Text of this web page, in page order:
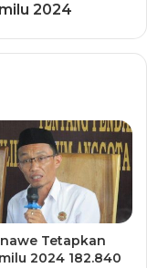
2024
Tetapkan
2024 182.840